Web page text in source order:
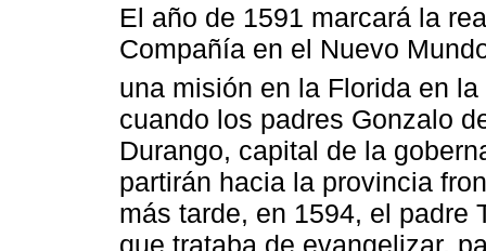
El año de 1591 marcará la
Compañía en el Nuevo
una misión en la Florida en
cuando los padres Gonzalo
Durango, capital de la
partirán hacia la provincia
más tarde, en 1594, el padre
que trataba de evangelizar,